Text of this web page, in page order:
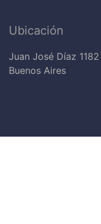
Ubicación
Juan José Díaz 1182
Buenos Aires